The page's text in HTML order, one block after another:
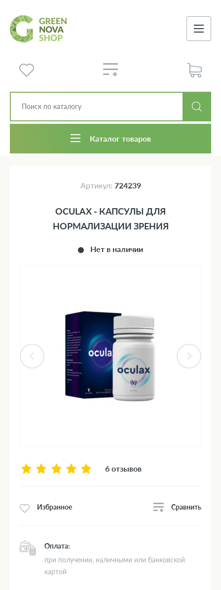
Каталог товаров
Артикул: 724239
Нет в наличии
OCULAX - КАПСУЛЫ ДЛЯ
НОРМАЛИЗАЦИИ ЗРЕНИЯ
6 отзывов
Избранное Сравнить
Оплата:
при получении, наличными или банковской
картой